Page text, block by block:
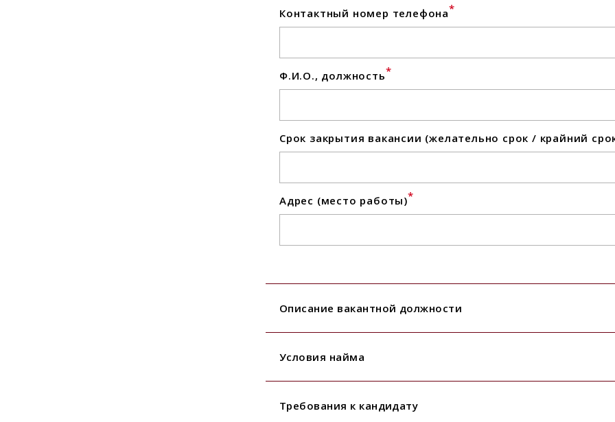
Контактный номер телефона*
Ф.И.О., должность*
Срок закрытия вакансии (желательно срок / крайний
Адрес (место работы)*
Описание вакантной должности
Условия найма
Требования к кандидату